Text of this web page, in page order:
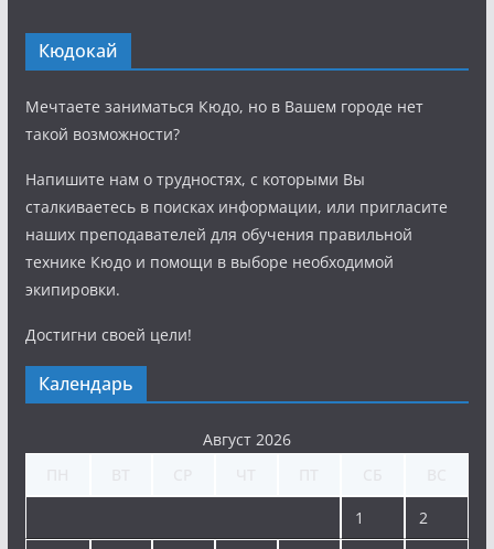
Кюдокай
Мечтаете заниматься Кюдо, но в Вашем городе нет
такой возможности?
Напишите нам о трудностях, с которыми Вы
сталкиваетесь в поисках информации, или пригласите
наших преподавателей для обучения правильной
технике Кюдо и помощи в выборе необходимой
экипировки.
Достигни своей цели!
Календарь
Август 2026
1 2